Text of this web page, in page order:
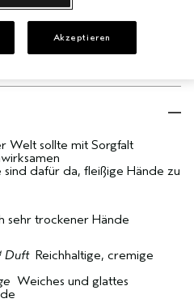
HINZUFÜGEN
Welt sollte mit Sorgfalt
dafür da, fleißige Hände zu
sehr trockener Hände
Duft Reichhaltige, cremige
Weiches und glattes
Akzeptieren